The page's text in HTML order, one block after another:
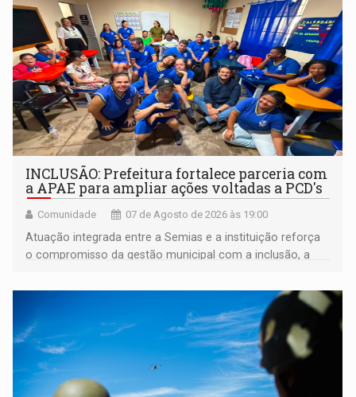
INCLUSÃO: Prefeitura fortalece parceria com
a APAE para ampliar ações voltadas a PCD's
Comunidade 07 de Agosto de 2026 às 19:00
Atuação integrada entre a Semias e a instituição reforça
o compromisso da gestão municipal com a inclusão, a